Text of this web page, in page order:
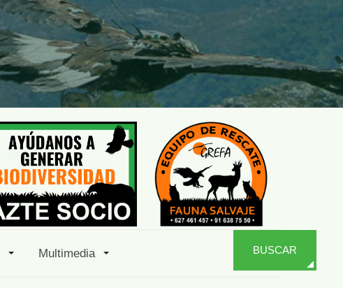
Multimedia BUSCAR